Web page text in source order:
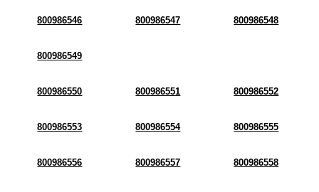
800986546 800986547 800986548
800986549
800986550 800986551 800986552
800986553 800986554 800986555
800986556 800986557 800986558